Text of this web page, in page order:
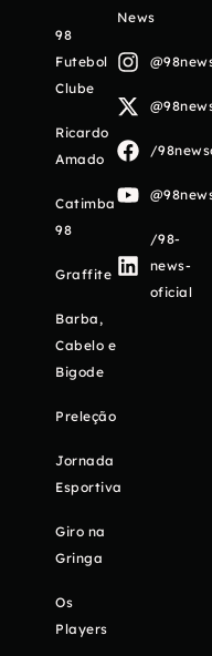
98
Futebol
Clube
Ricardo
Amado
Catimba
98
Graffite
Barba,
Cabelo e
Bigode
Preleção
Jornada
Esportiva
Giro na
Gringa
Os
Players
News
/
/98-
news-
oficial